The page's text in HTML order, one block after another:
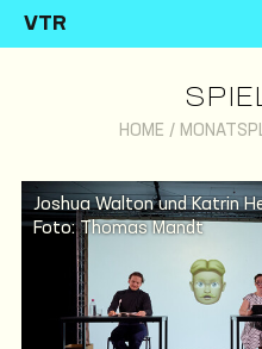
VTR
HOME /
Joshua Walton und Katrin
Foto: Thomas Mandt